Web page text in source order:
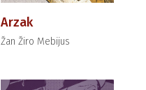
Arzak
Žan Žiro Mebijus